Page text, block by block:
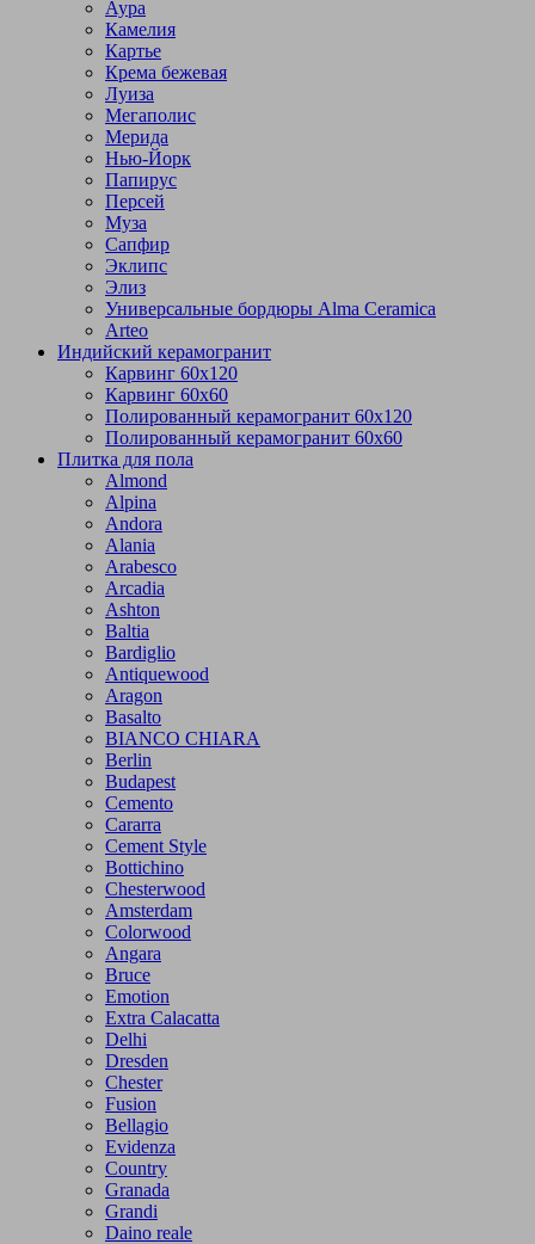
Аура
Камелия
Картье
Крема бежевая
Луиза
Мегаполис
Мерида
Нью-Йорк
Папирус
Персей
Муза
Сапфир
Эклипс
Элиз
Универсальные бордюры Alma Ceramica
Arteo
Индийский керамогранит
Карвинг 60х120
Карвинг 60х60
Полированный керамогранит 60х120
Полированный керамогранит 60х60
Плитка для пола
Almond
Alpina
Andora
Alania
Arabesco
Arcadia
Ashton
Baltia
Bardiglio
Antiquewood
Aragon
Basalto
BIANCO CHIARA
Berlin
Budapest
Cemento
Cararra
Cement Style
Bottichino
Chesterwood
Amsterdam
Colorwood
Angara
Bruce
Emotion
Extra Calacatta
Delhi
Dresden
Chester
Fusion
Bellagio
Evidenza
Country
Granada
Grandi
Daino reale